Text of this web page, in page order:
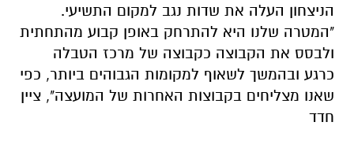
הניצחון העלה את שדות נגב למקום התשיעי.
"המטרה שלנו היא להתרחק באופן קבוע מהתחתית
ולבסס את הקבוצה כקבוצה של מרכז הטבלה
כרגע ובהמשך לשאוף למקומות הגבוהים ביותר, כפי
שאנו מצליחים בקבוצות האחרות של המועצה", ציין
חדד